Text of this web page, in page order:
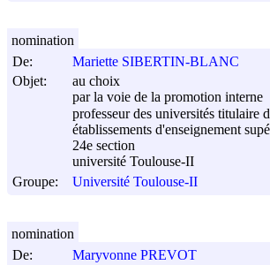
De:
Mariette SIBERTIN-BLANC
Objet:
au choix
par la voie de la promotion interne
professeur des universités titulaire
établissements d'enseignement
24e section
université Toulouse-II
Groupe:
Université Toulouse-II
nomination
De:
Maryvonne PREVOT
nomination